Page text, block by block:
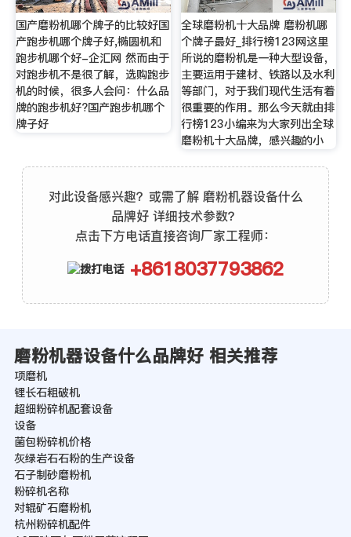
国产磨粉机哪个牌子的比较好国
产跑步机哪个牌子好,椭圆机和
跑步机哪个好-企汇网 然而由于
对跑步机不是很了解，选购跑步
机的时候，很多人会问：什么品
牌的跑步机好?国产跑步机哪个
牌子好
全球磨粉机十大品牌 磨粉机哪
个牌子最好_排行榜123网这里
所说的磨粉机是一种大型设备，
主要运用于建材、铁路以及水利
等部门，对于我们现代生活有着
很重要的作用。那么今天就由排
行榜123小编来为大家列出全球
磨粉机十大品牌，感兴趣的小
对此设备感兴趣？或需了解 磨粉机器设备什么
品牌好 详细技术参数？
点击下方电话直接咨询厂家工程师：
+8618037793862
磨粉机器设备什么品牌好 相关推荐
项磨机
锂长石粗破机
超细粉碎机配套设备
设备
菌包粉碎机价格
灰绿岩石石粉的生产设备
石子制砂磨粉机
粉碎机名称
对辊矿石磨粉机
杭州粉碎机配件